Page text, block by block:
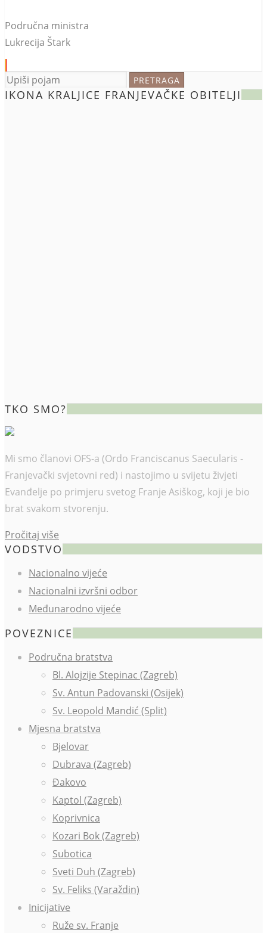
Područna ministra
Lukrecija Štark
IKONA KRALJICE FRANJEVAČKE OBITELJI
TKO SMO?
Mi smo članovi OFS-a (Ordo Franciscanus Saecularis -
Franjevački svjetovni red) i nastojimo u svijetu živjeti
Evanđelje po primjeru svetog Franje Asiškog, koji je bio
brat svakom stvorenju.
Pročitaj više
VODSTVO
Nacionalno vijeće
Nacionalni izvršni odbor
Međunarodno vijeće
POVEZNICE
Područna bratstva
Bl. Alojzije Stepinac (Zagreb)
Sv. Antun Padovanski (Osijek)
Sv. Leopold Mandić (Split)
Mjesna bratstva
Bjelovar
Dubrava (Zagreb)
Đakovo
Kaptol (Zagreb)
Koprivnica
Kozari Bok (Zagreb)
Subotica
Sveti Duh (Zagreb)
Sv. Feliks (Varaždin)
Inicijative
Ruže sv. Franje